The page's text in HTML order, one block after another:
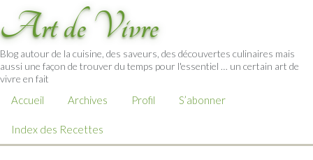
Art de Vivre
Blog autour de la cuisine, des saveurs, des découvertes culinaires mais
aussi une façon de trouver du temps pour l'essentiel … un certain art de
vivre en fait
Accueil Archives Profil S’abonner
Index des Recettes